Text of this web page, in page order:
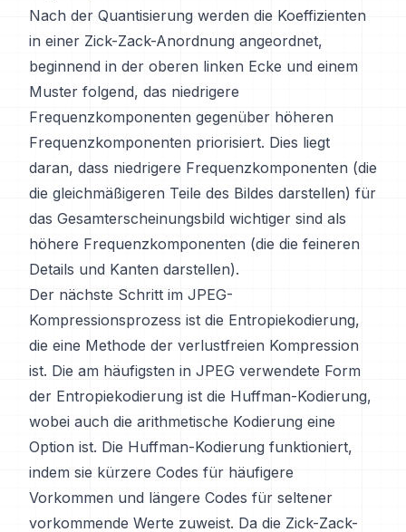
Nach der Quantisierung werden die Koeffizienten
in einer Zick-Zack-Anordnung angeordnet,
beginnend in der oberen linken Ecke und einem
Muster folgend, das niedrigere
Frequenzkomponenten gegenüber höheren
Frequenzkomponenten priorisiert. Dies liegt
daran, dass niedrigere Frequenzkomponenten (die
die gleichmäßigeren Teile des Bildes darstellen) für
das Gesamterscheinungsbild wichtiger sind als
höhere Frequenzkomponenten (die die feineren
Details und Kanten darstellen).
Der nächste Schritt im JPEG-
Kompressionsprozess ist die Entropiekodierung,
die eine Methode der verlustfreien Kompression
ist. Die am häufigsten in JPEG verwendete Form
der Entropiekodierung ist die Huffman-Kodierung,
wobei auch die arithmetische Kodierung eine
Option ist. Die Huffman-Kodierung funktioniert,
indem sie kürzere Codes für häufigere
Vorkommen und längere Codes für seltener
vorkommende Werte zuweist. Da die Zick-Zack-